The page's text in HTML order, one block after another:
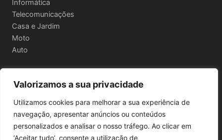
Valorizamos a sua privacidade
Utilizamos cookies para melhorar a sua experiência de
navegação, apresentar anúncios ou conteúdos
personalizados e analisar o nosso tráfego. Ao clicar em
‘Aceitar tudo’, consente a utilização de
Informática
Telecomunicações
Casa e Jardim
Moto
Auto
Informações Legais
Política de privacidade
Termos e Condições
Política de Envio e Devoluções